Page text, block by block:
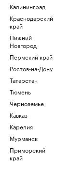
Калининград
Краснодарский
край
Нижний
Новгород
Пермский край
Ростов-на-Дону
Татарстан
Тюмень
Черноземье
Кавказ
Карелия
Мурманск
Приморский
край